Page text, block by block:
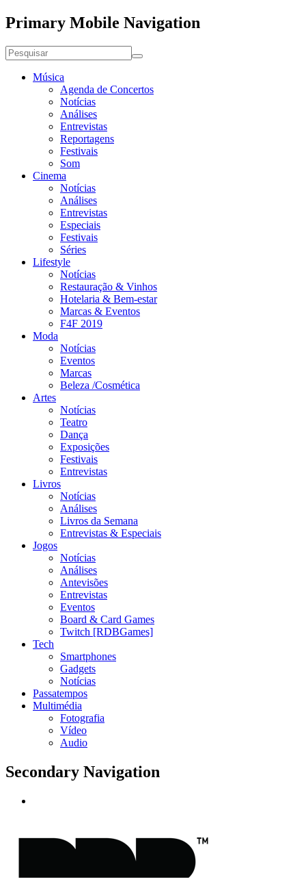
Primary Mobile Navigation
Música
Agenda de Concertos
Notícias
Análises
Entrevistas
Reportagens
Festivais
Som
Cinema
Notícias
Análises
Entrevistas
Especiais
Festivais
Séries
Lifestyle
Notícias
Restauração & Vinhos
Hotelaria & Bem-estar
Marcas & Eventos
F4F 2019
Moda
Notícias
Eventos
Marcas
Beleza /Cosmética
Artes
Notícias
Teatro
Dança
Exposições
Festivais
Entrevistas
Livros
Notícias
Análises
Livros da Semana
Entrevistas & Especiais
Jogos
Notícias
Análises
Antevisões
Entrevistas
Eventos
Board & Card Games
Twitch [RDBGames]
Tech
Smartphones
Gadgets
Notícias
Passatempos
Multimédia
Fotografia
Vídeo
Audio
Secondary Navigation